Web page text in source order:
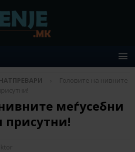
Головите на нивните
меѓусебни
присутни!